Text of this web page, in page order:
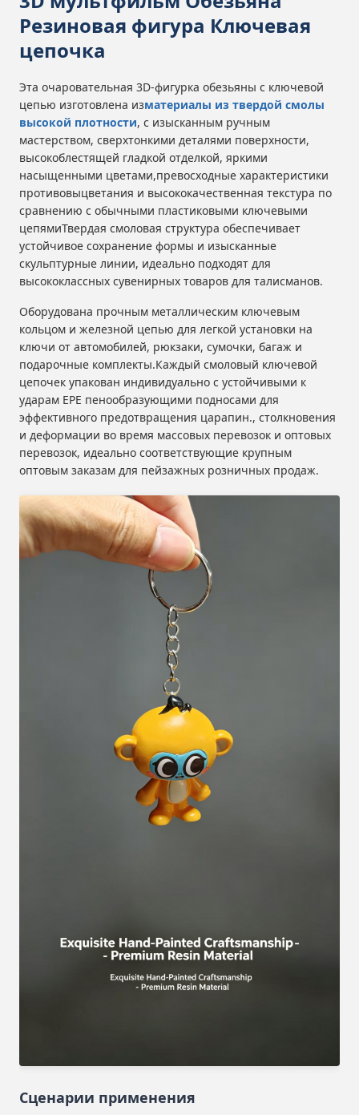
Резиновая фигура Ключевая
цепочка
Эта очаровательная 3D-фигурка обезьяны с ключевой
цепью изготовлена изматериалы из твердой смолы
высокой плотности, с изысканным ручным
мастерством, сверхтонкими деталями поверхности,
высокоблестящей гладкой отделкой, яркими
насыщенными цветами,превосходные характеристики
противовыцветания и высококачественная текстура по
сравнению с обычными пластиковыми ключевыми
цепямиТвердая смоловая структура обеспечивает
устойчивое сохранение формы и изысканные
скульптурные линии, идеально подходят для
высококлассных сувенирных товаров для талисманов.
Оборудована прочным металлическим ключевым
кольцом и железной цепью для легкой установки на
ключи от автомобилей, рюкзаки, сумочки, багаж и
подарочные комплекты.Каждый смоловый ключевой
цепочек упакован индивидуально с устойчивыми к
ударам EPE пенообразующими подносами для
эффективного предотвращения царапин., столкновения
и деформации во время массовых перевозок и оптовых
перевозок, идеально соответствующие крупным
оптовым заказам для пейзажных розничных продаж.
Сценарии применения